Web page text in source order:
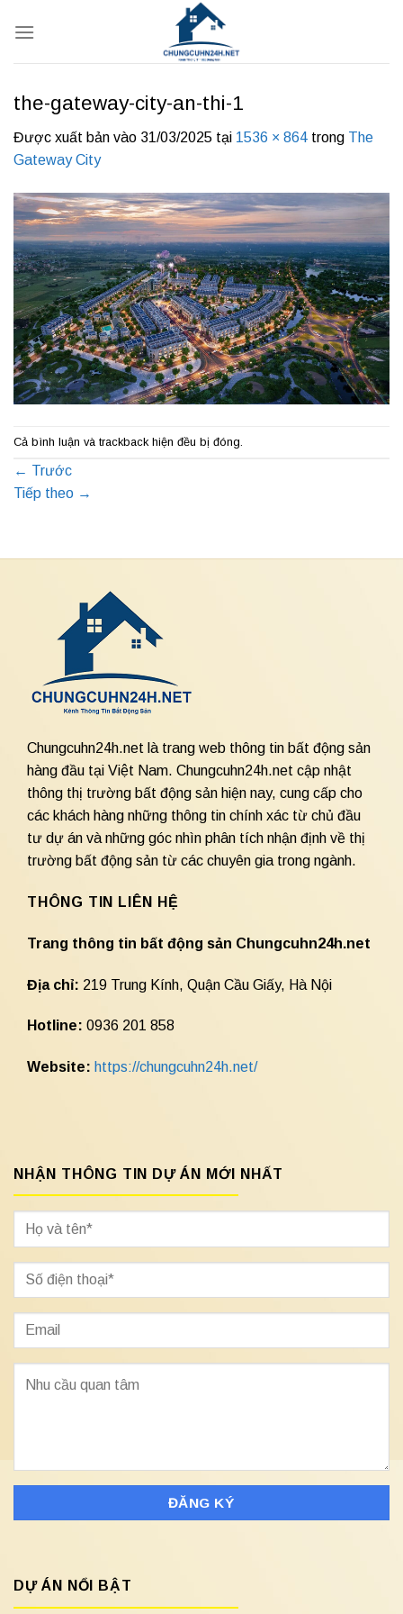
qua
the-gateway-city-an-thi-1
Được xuất bản vào 31/03/2025 tại 1536 × 864 trong The
Gateway City
Cả bình luận và trackback hiện đều bị đóng.
← Trước
Tiếp theo →
Chungcuhn24h.net là trang web thông tin bất động sản
hàng đầu tại Việt Nam. Chungcuhn24h.net cập nhật
thông thị trường bất động sản hiện nay, cung cấp cho
các khách hàng những thông tin chính xác từ chủ đầu
tư dự án và những góc nhìn phân tích nhận định về thị
trường bất động sản từ các chuyên gia trong ngành.
THÔNG TIN LIÊN HỆ
Trang thông tin bất động sản Chungcuhn24h.net
Địa chỉ: 219 Trung Kính, Quận Cầu Giấy, Hà Nội
Hotline: 0936 201 858
Website: https://chungcuhn24h.net/
NHẬN THÔNG TIN DỰ ÁN MỚI NHẤT
DỰ ÁN NỔI BẬT